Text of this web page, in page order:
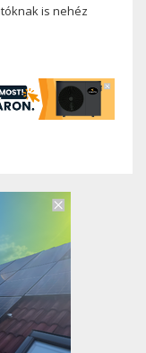
is nehéz